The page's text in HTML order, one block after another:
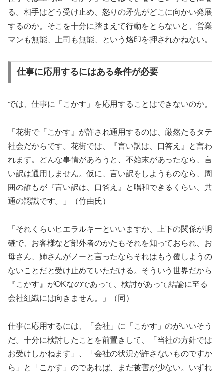
る。相手はどう受け止め、怒りの矛先がどこに向かい発展
するのか。そこを十分に踏まえて行動をとらないと、営業
マンも無能、上司も無能、という烙印を押されかねない。
仕事に応用するにはある条件が必要
では、仕事に「こかす」を応用することはできないのか。
「花街で『こかす』が許され通用するのは、厳然たるタテ
社会だからです。花街では、『言い訳は、口答え』と言わ
れます。どんな事情があろうと、不始末があったなら、言
い訳は通用しません。仮に、言い訳をしようものなら、周
囲の誰もが『言い訳は、口答え』と唱和できるくらい、共
通の認識です。」（竹由氏）
「それくらいヒエラルキーといいますか、上下の関係が明
確で、お客様など部外者のかたもそれを知っておられ、お
母さん、姉さんがノーと言ったならそれはもう覆しようの
ないことだと受け止めていただける。そういう世界だから
『こかす』がOKなのであって、検討があって結論に至る
会社組織には向きません。」（同）
仕事に応用するには、「会社」に「こかす」のがいいそう
だ。十分に検討したことを前置きして、「当社の方針では
お受けしかねます」、「会社の状況が許さないものですか
ら」と「こかす」のであれば、まだ被害が少ない。いずれ